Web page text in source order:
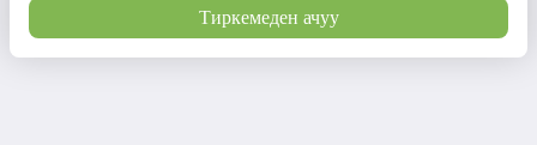
Тиркемеден ачуу